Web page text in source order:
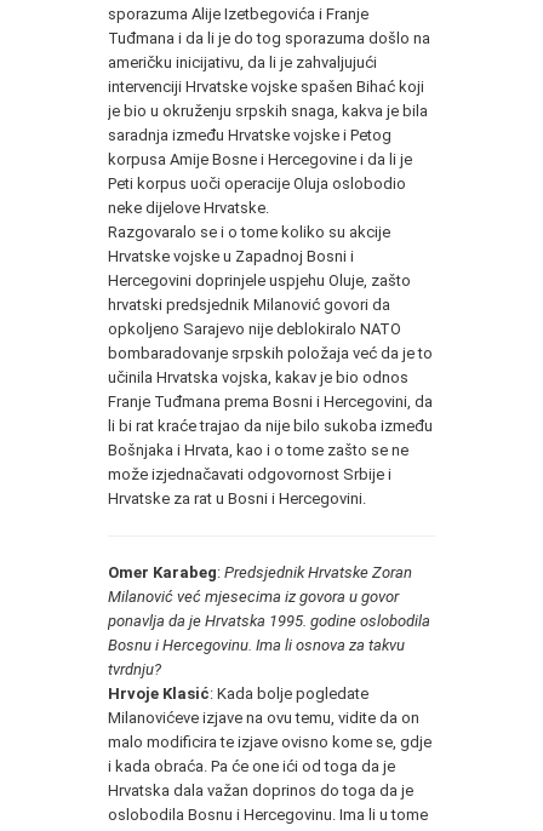
sporazuma Alije Izetbegovića i Franje
Tuđmana i da li je do tog sporazuma došlo na
američku inicijativu, da li je zahvaljujući
intervenciji Hrvatske vojske spašen Bihać koji
je bio u okruženju srpskih snaga, kakva je bila
saradnja između Hrvatske vojske i Petog
korpusa Amije Bosne i Hercegovine i da li je
Peti korpus uoči operacije Oluja oslobodio
neke dijelove Hrvatske.
Razgovaralo se i o tome koliko su akcije
Hrvatske vojske u Zapadnoj Bosni i
Hercegovini doprinjele uspjehu Oluje, zašto
hrvatski predsjednik Milanović govori da
opkoljeno Sarajevo nije deblokiralo NATO
bombaradovanje srpskih položaja već da je to
učinila Hrvatska vojska, kakav je bio odnos
Franje Tuđmana prema Bosni i Hercegovini, da
li bi rat kraće trajao da nije bilo sukoba između
Bošnjaka i Hrvata, kao i o tome zašto se ne
može izjednačavati odgovornost Srbije i
Hrvatske za rat u Bosni i Hercegovini.
Omer Karabeg: Predsjednik Hrvatske Zoran
Milanović već mjesecima iz govora u govor
ponavlja da je Hrvatska 1995. godine oslobodila
Bosnu i Hercegovinu. Ima li osnova za takvu
tvrdnju?
Hrvoje Klasić: Kada bolje pogledate
Milanovićeve izjave na ovu temu, vidite da on
malo modificira te izjave ovisno kome se, gdje
i kada obraća. Pa će one ići od toga da je
Hrvatska dala važan doprinos do toga da je
oslobodila Bosnu i Hercegovinu. Ima li u tome